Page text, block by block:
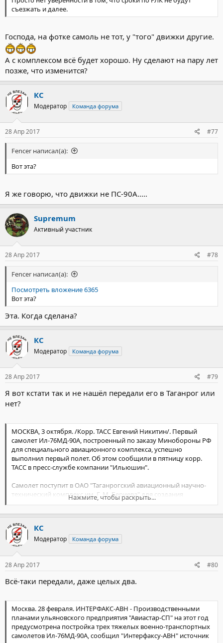
съезжать и далее.
Господа, на фотке самоль не тот, у "того" движки другие.
А с комплексом всё будет хорошо. Ну сделают на пару лет
позже, что изменится?
КС
Модератор Команда форума
28 Апр 2017 #77
Fencer написал(а):
Вот эта?
Я же говорю, что движки не ПС-90А.....
Supremum
Активный участник
28 Апр 2017 #78
Fencer написал(а):
Посмотреть вложение 6365
Вот эта?
Эта. Когда сделана?
КС
Модератор Команда форума
28 Апр 2017 #79
Я вот кстати так и не нашёл передали его в Таганрог или
нет?
МОСКВА, 3 октября. /Корр. ТАСС Евгений Никитин/. Первый
самолет Ил-76МД-90А, построенный по заказу Минобороны РФ
для специального авиационного комплекса, успешно
выполнил первый полет. Об этом сообщили в пятницу корр.
ТАСС в пресс-службе компании "Ильюшин".
Самолет поступит в ОАО "Таганрогский авиационный научно-
технический комплекс им. Г. М. Бериева" для создания
специальной машины уже на базе современной платформы.
По словам командира экипажа, заслуженного летчика-
испытателя РФ Владимира Иринархова, "полет
продолжительностью 4 часа 20 минут прошел без замечаний,
все системы работали в штатном режиме".
http://tass.ru/politika/1485356
Нажмите, чтобы раскрыть...
КС
Модератор Команда форума
28 Апр 2017 #80
Всё-таки передали, даже целых два.
Москва. 28 февраля. ИНТЕРФАКС-АВН - Производственными
планами ульяновского предприятия "Авиастар-СП" на этот год
предусмотрена постройка трех тяжелых военно-транспортных
самолетов Ил-76МД-90А, сообщил "Интерфаксу-АВН" источник